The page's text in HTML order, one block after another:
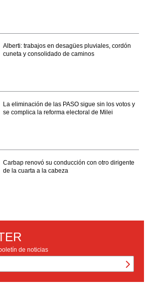
Alberti: trabajos en desagües pluviales, cordón
cuneta y consolidado de caminos
La eliminación de las PASO sigue sin los votos y
se complica la reforma electoral de Milei
Carbap renovó su conducción con otro dirigente
de la cuarta a la cabeza
de noticias